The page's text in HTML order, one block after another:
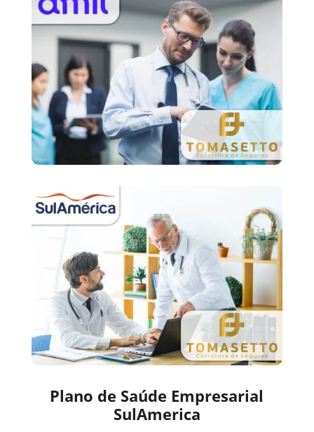
Plano de Saúde Empresarial
SulAmerica